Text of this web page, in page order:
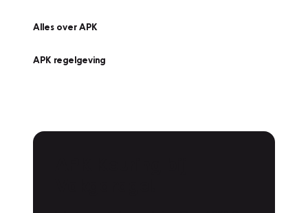
Alles over APK
APK regelgeving